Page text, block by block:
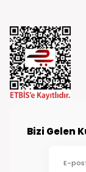
Bizi Gelen